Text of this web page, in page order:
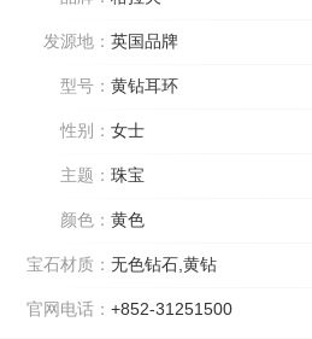
发源地： 英国品牌
型号： 黄钻耳环
性别： 女士
主题： 珠宝
颜色： 黄色
宝石材质： 无色钻石,黄钻
官网电话： +852-31251500